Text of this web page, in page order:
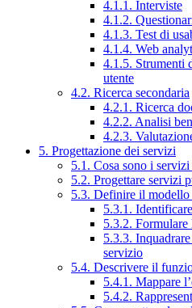
4.1.1. Interviste
4.1.2.
4.1.3. Test di
4.1.4. Web
4.1.5. Strumenti
utente
4.2. Ricerca secondaria
4.2.1. Ricerca
4.2.2. Analisi
4.2.3.
5. Progettazione dei servizi
5.1. Cosa sono i
5.2. Progettare servizi
5.3. Definire il
5.3.1.
5.3.2.
5.3.3.
servizio
5.4. Descrivere il
5.4.1. Mappare
5.4.2.